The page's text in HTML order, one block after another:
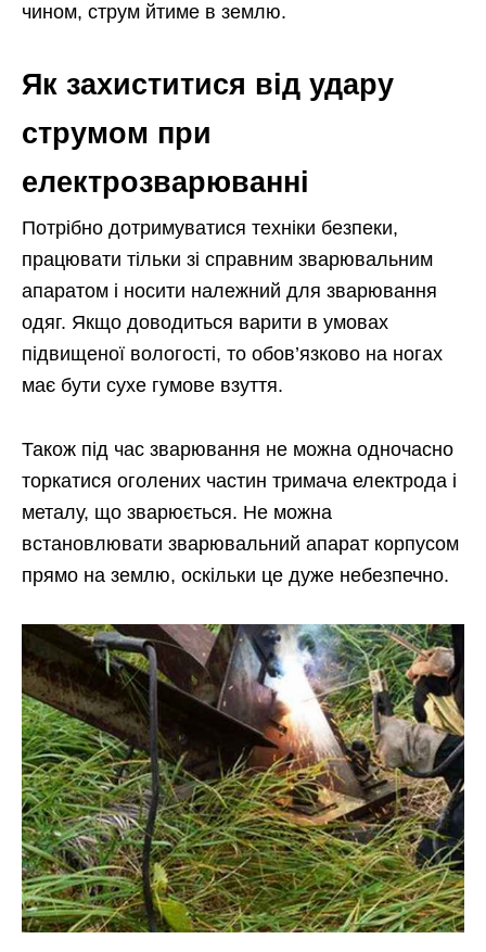
чином, струм йтиме в землю.
Як захиститися від удару
струмом при
електрозварюванні
Потрібно дотримуватися техніки безпеки,
працювати тільки зі справним зварювальним
апаратом і носити належний для зварювання
одяг. Якщо доводиться варити в умовах
підвищеної вологості, то обов’язково на ногах
має бути сухе гумове взуття.
Також під час зварювання не можна одночасно
торкатися оголених частин тримача електрода і
металу, що зварюється. Не можна
встановлювати зварювальний апарат корпусом
прямо на землю, оскільки це дуже небезпечно.